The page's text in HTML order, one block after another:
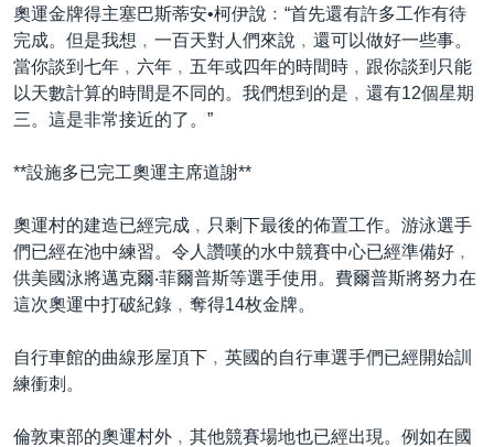
美國透視
建國史話
廣播節目表
其他語言網站
奧運金牌得主塞巴斯蒂安•柯伊說﹕“首先還有許多工作有待
完成。但是我想﹐一百天對人們來說﹐還可以做好一些事。
當你談到七年﹐六年﹐五年或四年的時間時﹐跟你談到只能
以天數計算的時間是不同的。我們想到的是﹐還有12個星期
三。這是非常接近的了。”
**設施多已完工奧運主席道謝**
奧運村的建造已經完成﹐只剩下最後的佈置工作。游泳選手
們已經在池中練習。令人讚嘆的水中競賽中心已經準備好﹐
供美國泳將邁克爾‧菲爾普斯等選手使用。費爾普斯將努力在
這次奧運中打破紀錄﹐奪得14枚金牌。
自行車館的曲線形屋頂下﹐英國的自行車選手們已經開始訓
練衝刺。
倫敦東部的奧運村外﹐其他競賽場地也已經出現。例如在國